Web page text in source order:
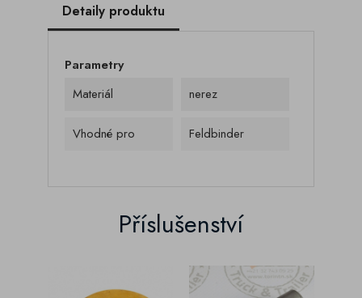
Detaily produktu
Parametry
Materiál
nerez
Vhodné pro Feldbinder
Příslušenství